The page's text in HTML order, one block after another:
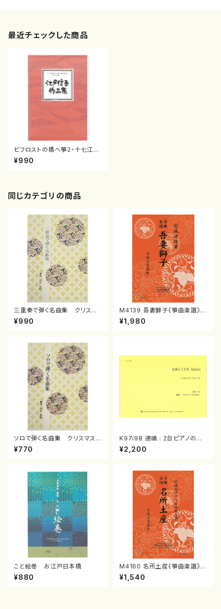
最近チェックした商品
ビフロストの橋へ箏2・十七江
戸 信吾
¥990
同じカテゴリの商品
三重奏で弾く名曲集 クリスマ
スメドレー( 箏2/大平光美 編
曲/楽譜）
¥990
M4139 吾妻獅子《箏曲楽譜》
（箏/宮城道雄著・宮城宗家監修/
箏曲古典楽譜）
¥1,980
ソロで弾く名曲集 クリスマス・
イブ／恋人がサンタクロース(
箏独奏 /大平光美 編曲/楽
¥770
K97i98 連禱 : 2台ピアノのた
めの（2 Pianos / 菊池 幸夫 /
楽譜）
¥2,200
こと絵巻 お江戸日本橋
¥880
M4160 名所土産《箏曲楽譜》
（箏/宮城喜代子・宮城数江著・
宮城宗家監修/箏曲古典楽譜）
¥1,540